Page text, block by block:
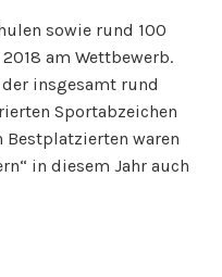
sowie rund 100
am Wettbewerb.
insgesamt rund
Sportabzeichen
Bestplatzierten waren
in diesem Jahr auch